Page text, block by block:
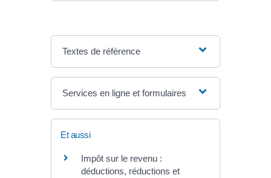
Textes de référence
Services en ligne et formulaires
Et aussi
Impôt sur le revenu :
déductions, réductions et